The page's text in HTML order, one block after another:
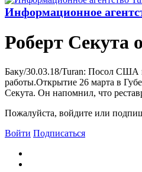
Информационное
Роберт Секута
Баку/30.03.18/Turan: Посол США
работы.Открытие 26 марта в
Секута. Он напомнил, что
Пожалуйста, войдите или
Войти Подписаться